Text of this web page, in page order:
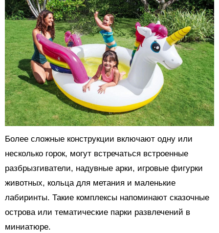
Более сложные конструкции включают одну или
несколько горок, могут встречаться встроенные
разбрызгиватели, надувные арки, игровые фигурки
животных, кольца для метания и маленькие
лабиринты. Такие комплексы напоминают сказочные
острова или тематические парки развлечений в
миниатюре.